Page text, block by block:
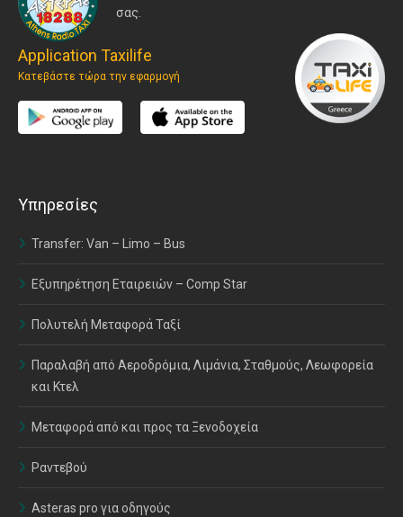
σας.
Application Taxilife
Κατεβάστε τώρα την εφαρμογή
Υπηρεσίες
Transfer: Van – Limo – Bus
Εξυπηρέτηση Εταιρειών – Comp Star
Πολυτελή Μεταφορά Ταξί
Παραλαβή από Αεροδρόμια, Λιμάνια, Σταθμούς, Λεωφορεία
και Κτελ
Μεταφορά από και προς τα Ξενοδοχεία
Ραντεβού
Asteras pro για οδηγούς